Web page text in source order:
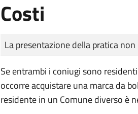
Costi
Tipo di pagamento
Importo
La presentazione della pratica
Se entrambi i coniugi sono
occorre acquistare una marca da
residente in un Comune diverso è